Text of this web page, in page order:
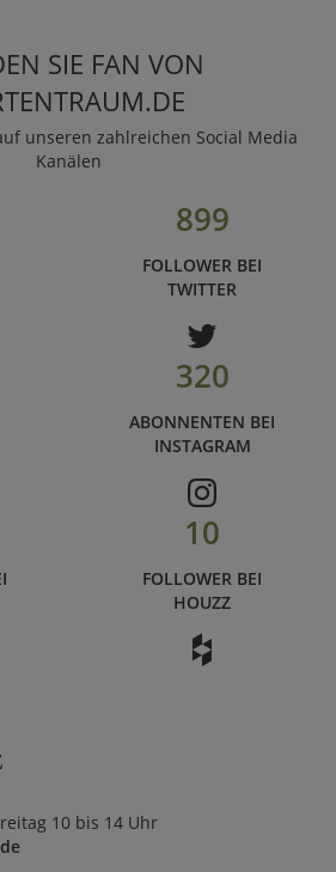
SIE FAN VON
unseren zahlreichen Social Media
Kanälen
899
FOLLOWER BEI
TWITTER
320
ABONNENTEN BEI
INSTAGRAM
10
FOLLOWER BEI
HOUZZ
10 bis 14 Uhr